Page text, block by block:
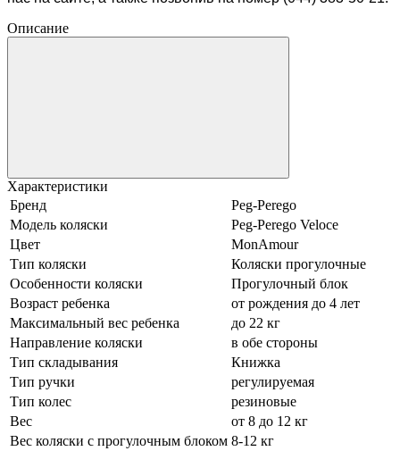
Описание
Характеристики
Бренд
Peg-Perego
Модель коляски
Peg-Perego Veloce
Цвет
MonAmour
Тип коляски
Коляски прогулочные
Особенности коляски
Прогулочный блок
Возраст ребенка
от рождения до 4 лет
Максимальный вес ребенка
до 22 кг
Направление коляски
в обе стороны
Тип складывания
Книжка
Тип ручки
регулируемая
Тип колес
резиновые
Вес
от 8 до 12 кг
Вес коляски с прогулочным блоком 8-12 кг